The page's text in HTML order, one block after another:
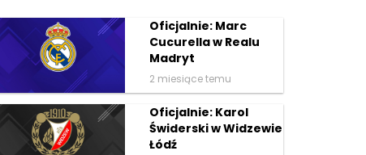
Oficjalnie: Marc
Cucurella w Realu
Madryt
2 miesiące temu
Oficjalnie: Karol
Świderski w Widzewie
Łódź